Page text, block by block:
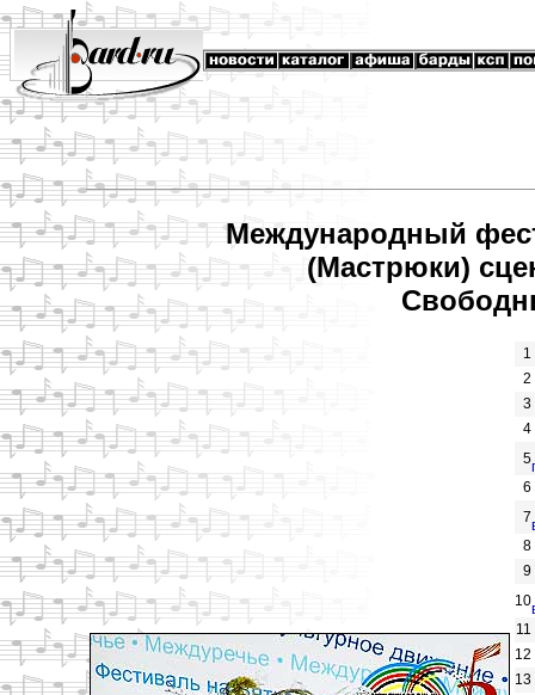
Международный
(Мастрюки)
1
2
3
4
5
6
7
8
9
10
11
12
13